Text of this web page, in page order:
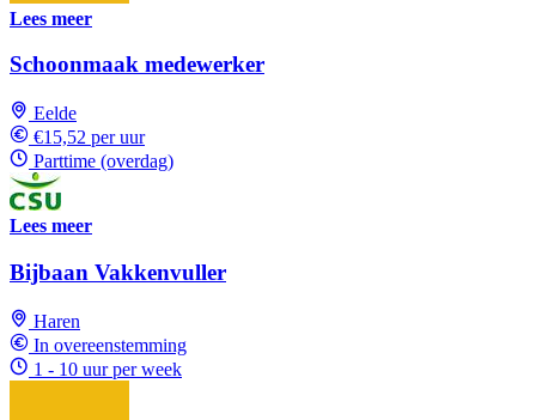
Lees meer
Schoonmaak medewerker
Eelde
€15,52 per uur
Parttime (overdag)
Lees meer
Bijbaan Vakkenvuller
Haren
In overeenstemming
1 - 10 uur per week